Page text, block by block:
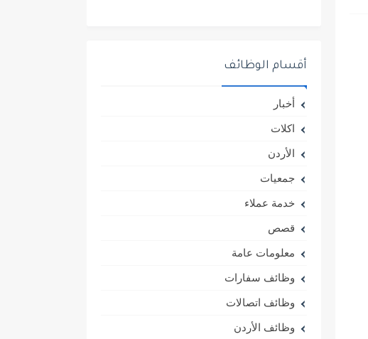
أقسام الوظائف
أخبار
اكلات
الأردن
جمعيات
خدمة عملاء
قصص
معلومات عامة
وظائف سفارات
وظائف اتصالات
وظائف الأردن